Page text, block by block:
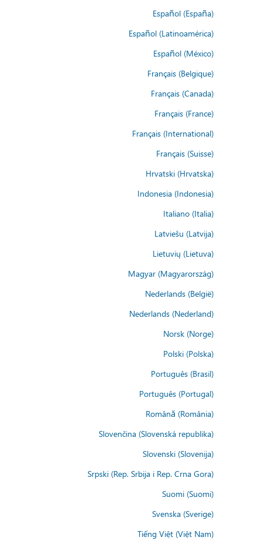
Español (España)
Español (Latinoamérica)
Español (México)
Français (Belgique)
Français (Canada)
Français (France)
Français (International)
Français (Suisse)
Hrvatski (Hrvatska)
Indonesia (Indonesia)
Italiano (Italia)
Latviešu (Latvija)
Lietuvių (Lietuva)
Magyar (Magyarország)
Nederlands (België)
Nederlands (Nederland)
Norsk (Norge)
Polski (Polska)
Português (Brasil)
Português (Portugal)
Română (România)
Slovenčina (Slovenská republika)
Slovenski (Slovenija)
Srpski (Rep. Srbija i Rep. Crna Gora)
Suomi (Suomi)
Svenska (Sverige)
Tiếng Việt (Việt Nam)